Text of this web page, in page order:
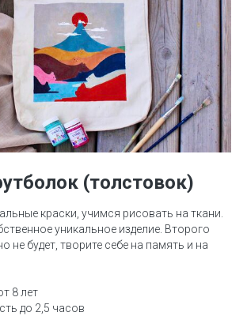
(толстовок)
краски, учимся рисовать на ткани.
уникальное изделие. Второго
не будет, творите себе на память и на
8 лет
до 2,5 часов